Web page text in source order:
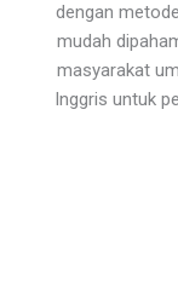
dengan
mudah
masyarakat
Inggris untuk